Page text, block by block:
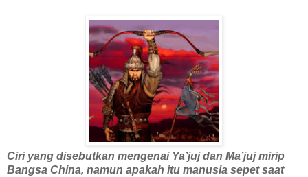
Ciri yang disebutkan mengenai Ya’juj dan Ma’juj mirip
Bangsa China, namun apakah itu manusia sepet saat